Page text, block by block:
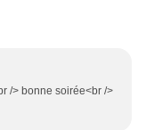
/> bonne soirée<br />